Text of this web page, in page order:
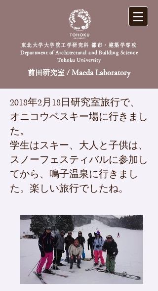
前田研究室 / Maeda Laboratory
東北大学大学院工学研究科 都市・建築学専攻
Department of Architectural and Building Science
Tohoku University
2018年2月18日研究室旅行で、
オニコウベスキー場に行きまし
た。
学生はスキー、大人と子供は、
スノーフェスティバルに参加し
てから、鳴子温泉に行きまし
た。楽しい旅行でしたね。